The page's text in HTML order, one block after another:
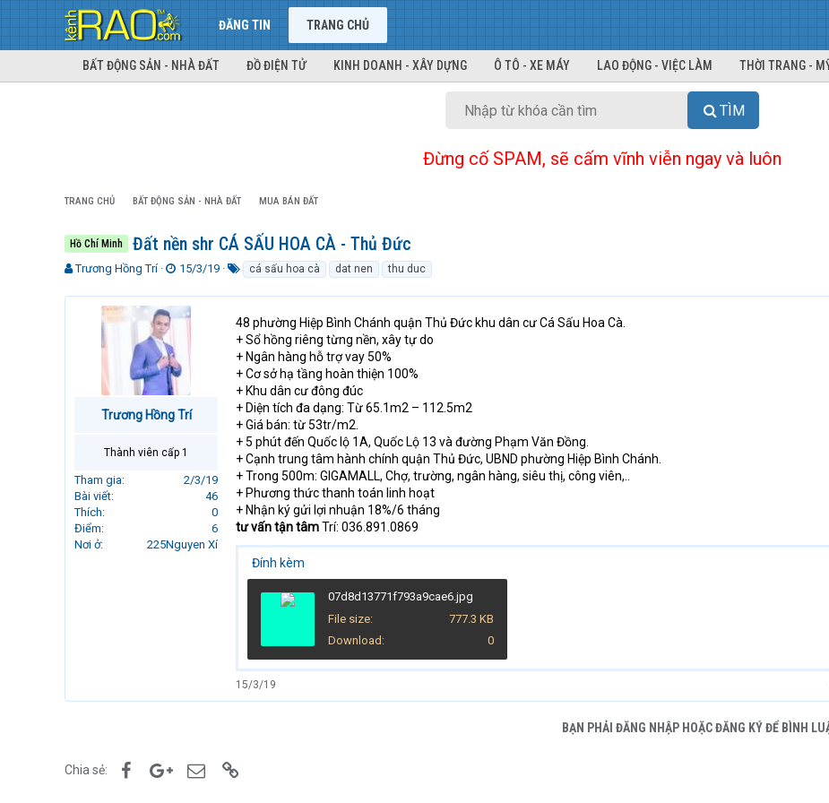
ĐĂNG TIN TRANG CHỦ
BẤT ĐỘNG SẢN - NHÀ ĐẤT ĐỒ ĐIỆN TỬ KINH DOANH - XÂY DỰNG Ô TÔ - XE MÁY LAO ĐỘNG - VIỆC LÀM THỜI TRANG -
TÌM
Đừng cố SPAM, sẽ cấm vĩnh viễn ngay và luôn
TRANG CHỦ BẤT ĐỘNG SẢN - NHÀ ĐẤT MUA BÁN ĐẤT
Hồ Chí Minh Đất nền shr CÁ SẤU HOA CÀ - Thủ Đức
T
r
Trương Hồng Trí
N
à
y
i
15/3/19
k
h
ó
a
cá sấu hoa cà dat nen thu duc
Trương Hồng Trí
Thành viên cấp 1
Tham gia
2/3/19
Bài viết
46
Thích
0
Điểm
6
Nơi ở
225Nguyen Xí
48 phường Hiệp Bình Chánh quận Thủ Đức khu dân cư Cá Sấu Hoa Cà.
+ Sổ hồng riêng từng nền, xây tự do
+ Ngân hàng hỗ trợ vay 50%
+ Cơ sở hạ tầng hoàn thiện 100%
+ Khu dân cư đông đúc
+ Diện tích đa dạng: Từ 65.1m2 – 112.5m2
+ Giá bán: từ 53tr/m2.
+ 5 phút đến Quốc lộ 1A, Quốc Lộ 13 và đường Phạm Văn Đồng.
+ Cạnh trung tâm hành chính quận Thủ Đức, UBND phường Hiệp Bình Chánh.
+ Trong 500m: GIGAMALL, Chợ, trường, ngân hàng, siêu thị, công viên,..
+ Phương thức thanh toán linh hoạt
+ Nhận ký gửi lợi nhuận 18%/6 tháng
tư vấn tận tâmTrí: 036.891.0869
Đính kèm
07d8d13771f793a9cae6.jpg
File size
777.3 KB
Download
0
15/3/19
BẠN PHẢI ĐĂNG NHẬP HOẶC ĐĂNG KÝ ĐỂ BÌNH
Chia sẻ: FacebookGoogle+Email